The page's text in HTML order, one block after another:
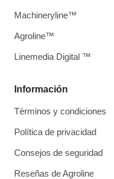
Información
Términos y condiciones
Política de privacidad
Consejos de seguridad
Reseñas de Agroline
Machineryline™
Agroline™
Linemedia Digital ™